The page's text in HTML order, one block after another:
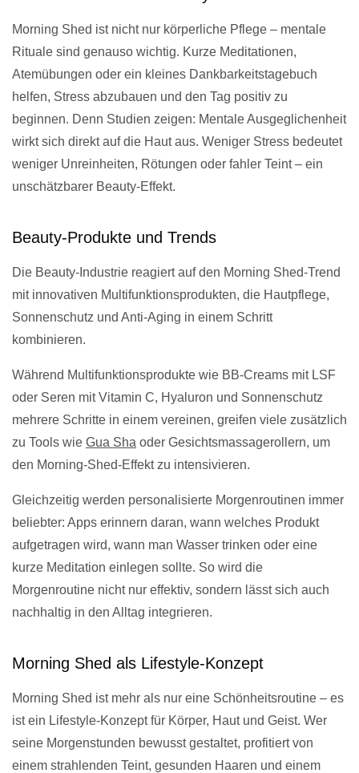
Morning Shed ist nicht nur körperliche Pflege – mentale
Rituale sind genauso wichtig. Kurze Meditationen,
Atemübungen oder ein kleines Dankbarkeitstagebuch
helfen, Stress abzubauen und den Tag positiv zu
beginnen. Denn Studien zeigen: Mentale Ausgeglichenheit
wirkt sich direkt auf die Haut aus. Weniger Stress bedeutet
weniger Unreinheiten, Rötungen oder fahler Teint – ein
unschätzbarer Beauty-Effekt.
Beauty-Produkte und Trends
Die Beauty-Industrie reagiert auf den Morning Shed-Trend
mit innovativen Multifunktionsprodukten, die Hautpflege,
Sonnenschutz und Anti-Aging in einem Schritt
kombinieren.
Während Multifunktionsprodukte wie BB-Creams mit LSF
oder Seren mit Vitamin C, Hyaluron und Sonnenschutz
mehrere Schritte in einem vereinen, greifen viele zusätzlich
zu Tools wie Gua Sha oder Gesichtsmassagerollern, um
den Morning-Shed-Effekt zu intensivieren.
Gleichzeitig werden personalisierte Morgenroutinen immer
beliebter: Apps erinnern daran, wann welches Produkt
aufgetragen wird, wann man Wasser trinken oder eine
kurze Meditation einlegen sollte. So wird die
Morgenroutine nicht nur effektiv, sondern lässt sich auch
nachhaltig in den Alltag integrieren.
Morning Shed als Lifestyle-Konzept
Morning Shed ist mehr als nur eine Schönheitsroutine – es
ist ein Lifestyle-Konzept für Körper, Haut und Geist. Wer
seine Morgenstunden bewusst gestaltet, profitiert von
einem strahlenden Teint, gesunden Haaren und einem